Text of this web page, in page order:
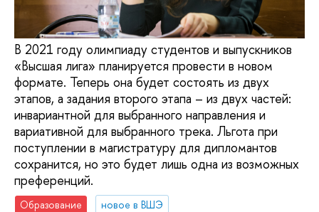
В 2021 году олимпиаду студентов и выпускников
«Высшая лига» планируется провести в новом
формате. Теперь она будет состоять из двух
этапов, а задания второго этапа – из двух частей:
инвариантной для выбранного направления и
вариативной для выбранного трека. Льгота при
поступлении в магистратуру для дипломантов
сохранится, но это будет лишь одна из возможных
преференций.
Образование
новое в ВШЭ